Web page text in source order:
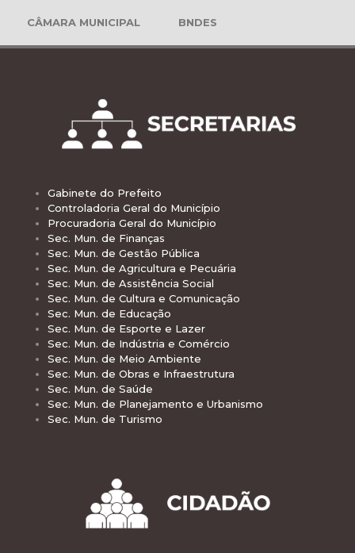
CÂMARA MUNICIPAL BNDES
Gabinete do Prefeito
Controladoria Geral do Município
Procuradoria Geral do Município
Sec. Mun. de Finanças
Sec. Mun. de Gestão Pública
Sec. Mun. de Agricultura e Pecuária
Sec. Mun. de Assistência Social
Sec. Mun. de Cultura e Comunicação
Sec. Mun. de Educação
Sec. Mun. de Esporte e Lazer
Sec. Mun. de Indústria e Comércio
Sec. Mun. de Meio Ambiente
Sec. Mun. de Obras e Infraestrutura
Sec. Mun. de Saúde
Sec. Mun. de Planejamento e Urbanismo
Sec. Mun. de Turismo